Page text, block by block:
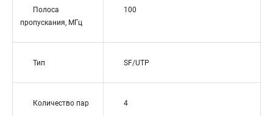
Полоса
пропускания, МГц
100
Тип SF/UTP
Количество пар 4